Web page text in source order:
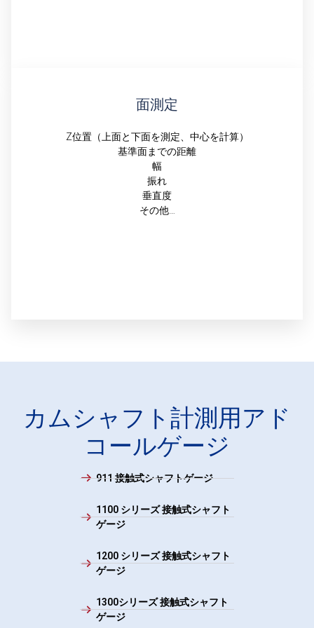
面測定
Z位置（上面と下面を測定、中心を計算）
基準面までの距離
幅
振れ
垂直度
その他…
カムシャフト計測用アド
コールゲージ
911 接触式シャフトゲージ
1100 シリーズ 接触式シャフト
ゲージ
1200 シリーズ 接触式シャフト
ゲージ
1300シリーズ 接触式シャフト
ゲージ